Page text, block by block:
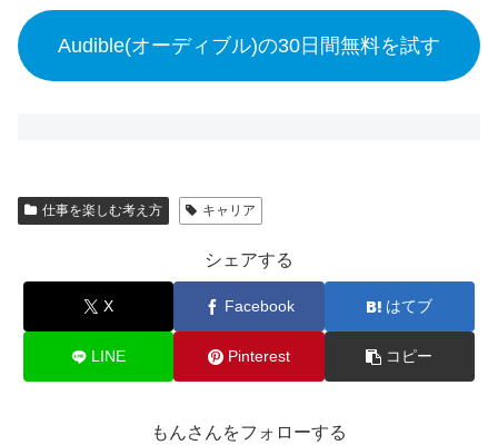
Audible(オーディブル)の30日間無料を試す
仕事を楽しむ考え方 キャリア
シェアする
X Facebook はてブ
LINE Pinterest コピー
もんさんをフォローする